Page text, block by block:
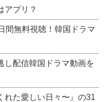
アプリ？
間無料視聴！韓国ドラマ
し配信韓国ドラマ動画を
れた愛しい日々〜』の31